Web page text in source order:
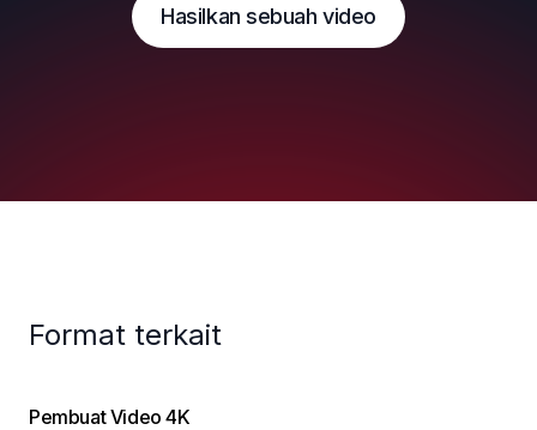
Hasilkan sebuah video
Format terkait
Pembuat Video 4K